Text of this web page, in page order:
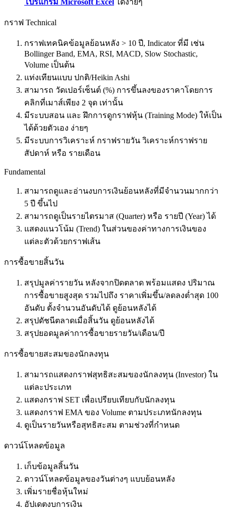
โปรแกรม Microsoft Excel ได้ง่ายๆ
กราฟ Technical
กราฟเทคนิคข้อมูลย้อนหลัง > 10 ปี, Indicator ที่มี เช่น
Bollinger Band, EMA, RSI, MACD, Slow Stochastic,
Volume เป็นต้น
แท่งเทียนแบบ ปกติ/Heikin Ashi
สามารถ วัดเปอร์เซ็นต์ (%) การขึ้นลงของราคาโดยการ
คลิกที่เมาส์เพียง 2 จุด เท่านั้น
มีระบบสอน และ ฝึกการดูกราฟหุ้น (Training Mode) ให้เป็น
ได้ด้วยตัวเอง ง่ายๆ
มีระบบการวิเคราะห์ กราฟรายวัน วิเคราะห์กราฟราย
สัปดาห์ หรือ รายเดือน
Fundamental
สามารถดูและอ่านงบการเงินย้อนหลังที่มีจำนวนมากกว่า
5 ปี ขึ้นไป
สามารถดูเป็นรายไตรมาส (Quarter) หรือ รายปี (Year) ได้
แสดงแนวโน้ม (Trend) ในส่วนของค่าทางการเงินของ
แต่ละตัวด้วยกราฟเส้น
การซื้อขายสิ้นวัน
สรุปมูลค่ารายวัน หลังจากปิดตลาด พร้อมแสดง ปริมาณ
การซื้อขายสูงสุด รวมไปถึง ราคาเพิ่มขึ้น/ลดลงต่ำสุด 100
อันดับ ตั้งจำนวนอันดับได้ ดูย้อนหลังได้
สรุปดัชนีตลาดเมื่อสิ้นวัน ดูย้อนหลังได้
สรุปยอดมูลค่าการซื้อขายรายวัน/เดือน/ปี
การซื้อขายสะสมของนักลงทุน
สามารถแสดงกราฟสุทธิสะสมของนักลงทุน (Investor) ใน
แต่ละประเภท
แสดงกราฟ SET เพื่อเปรียบเทียบกับนักลงทุน
แสดงกราฟ EMA ของ Volume ตามประเภทนักลงทุน
ดูเป็นรายวันหรือสุทธิสะสม ตามช่วงที่กำหนด
ดาวน์โหลดข้อมูล
เก็บข้อมูลสิ้นวัน
ดาวน์โหลดข้อมูลของวันต่างๆ แบบย้อนหลัง
เพิ่มรายชื่อหุ้นใหม่
อัปเดตงบการเงิน